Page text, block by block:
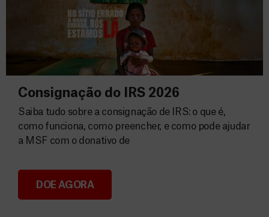
Consignação do IRS 2026
Consignação do IRS 2026
Saiba tudo sobre a consignação de IRS: o que é,
como funciona, como preencher, e como pode ajudar
a MSF com o donativo de
DOE AGORA